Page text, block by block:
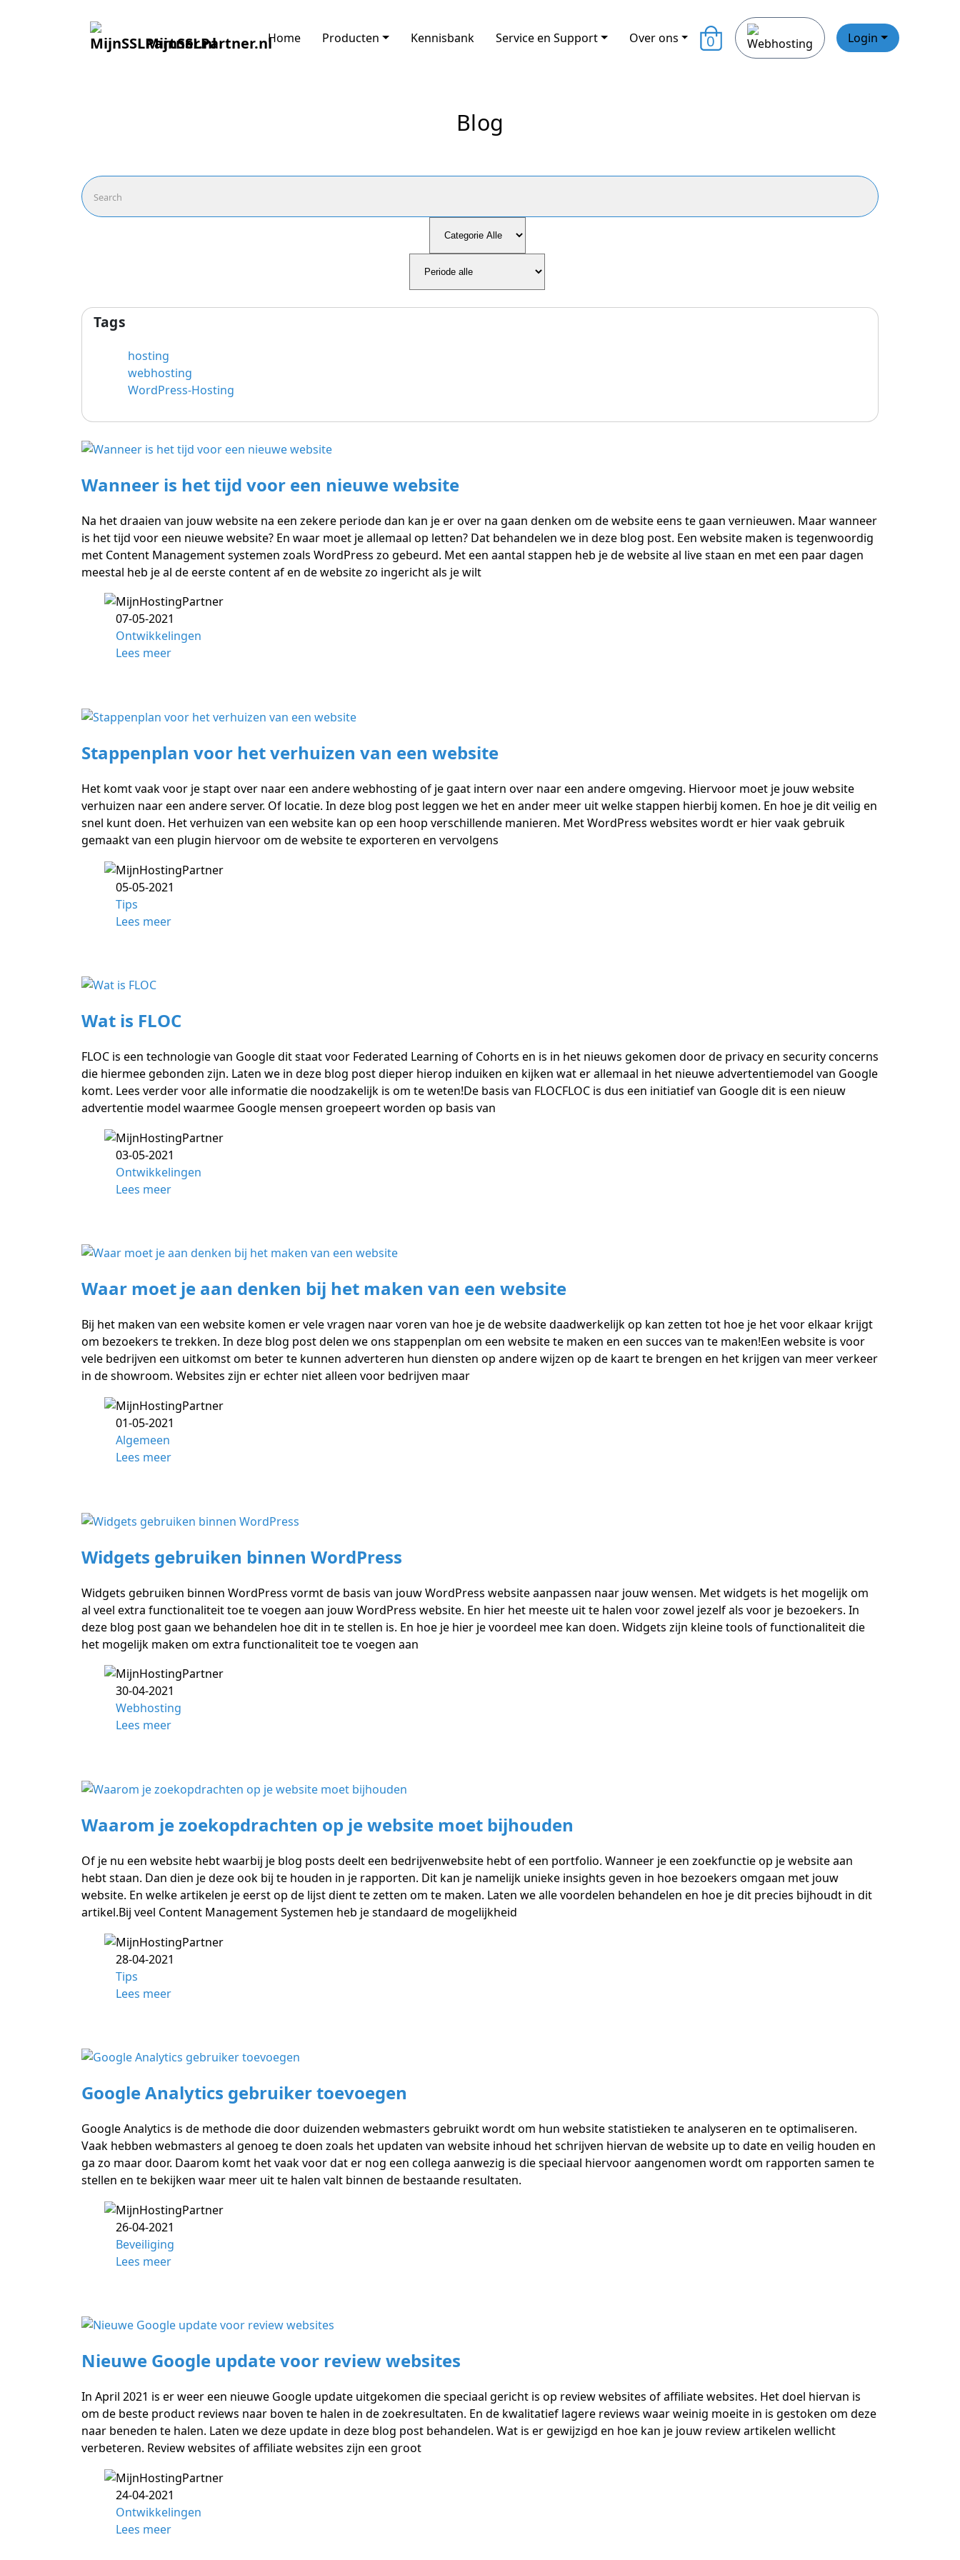
MijnSSLPartner.nlHome Producten Kennisbank Service en Support Over ons 0 Login
Blog
Tags
hosting
webhosting
WordPress-Hosting
Wanneer is het tijd voor een nieuwe website
Na het draaien van jouw website na een zekere periode dan kan je er over na gaan denken om de website eens te gaan vernieuwen. Maar wanneer
is het tijd voor een nieuwe website? En waar moet je allemaal op letten? Dat behandelen we in deze blog post. Een website maken is tegenwoordig
met Content Management systemen zoals WordPress zo gebeurd. Met een aantal stappen heb je de website al live staan en met een paar dagen
meestal heb je al de eerste content af en de website zo ingericht als je wilt
07-05-2021
Ontwikkelingen
Lees meer
Stappenplan voor het verhuizen van een website
Het komt vaak voor je stapt over naar een andere webhosting of je gaat intern over naar een andere omgeving. Hiervoor moet je jouw website
verhuizen naar een andere server. Of locatie. In deze blog post leggen we het en ander meer uit welke stappen hierbij komen. En hoe je dit veilig en
snel kunt doen. Het verhuizen van een website kan op een hoop verschillende manieren. Met WordPress websites wordt er hier vaak gebruik
gemaakt van een plugin hiervoor om de website te exporteren en vervolgens
05-05-2021
Tips
Lees meer
Wat is FLOC
FLOC is een technologie van Google dit staat voor Federated Learning of Cohorts en is in het nieuws gekomen door de privacy en security concerns
die hiermee gebonden zijn. Laten we in deze blog post dieper hierop induiken en kijken wat er allemaal in het nieuwe advertentiemodel van Google
komt. Lees verder voor alle informatie die noodzakelijk is om te weten!De basis van FLOCFLOC is dus een initiatief van Google dit is een nieuw
advertentie model waarmee Google mensen groepeert worden op basis van
03-05-2021
Ontwikkelingen
Lees meer
Waar moet je aan denken bij het maken van een website
Bij het maken van een website komen er vele vragen naar voren van hoe je de website daadwerkelijk op kan zetten tot hoe je het voor elkaar krijgt
om bezoekers te trekken. In deze blog post delen we ons stappenplan om een website te maken en een succes van te maken!Een website is voor
vele bedrijven een uitkomst om beter te kunnen adverteren hun diensten op andere wijzen op de kaart te brengen en het krijgen van meer verkeer
in de showroom. Websites zijn er echter niet alleen voor bedrijven maar
01-05-2021
Algemeen
Lees meer
Widgets gebruiken binnen WordPress
Widgets gebruiken binnen WordPress vormt de basis van jouw WordPress website aanpassen naar jouw wensen. Met widgets is het mogelijk om
al veel extra functionaliteit toe te voegen aan jouw WordPress website. En hier het meeste uit te halen voor zowel jezelf als voor je bezoekers. In
deze blog post gaan we behandelen hoe dit in te stellen is. En hoe je hier je voordeel mee kan doen. Widgets zijn kleine tools of functionaliteit die
het mogelijk maken om extra functionaliteit toe te voegen aan
30-04-2021
Webhosting
Lees meer
Waarom je zoekopdrachten op je website moet bijhouden
Of je nu een website hebt waarbij je blog posts deelt een bedrijvenwebsite hebt of een portfolio. Wanneer je een zoekfunctie op je website aan
hebt staan. Dan dien je deze ook bij te houden in je rapporten. Dit kan je namelijk unieke insights geven in hoe bezoekers omgaan met jouw
website. En welke artikelen je eerst op de lijst dient te zetten om te maken. Laten we alle voordelen behandelen en hoe je dit precies bijhoudt in dit
artikel.Bij veel Content Management Systemen heb je standaard de mogelijkheid
28-04-2021
Tips
Lees meer
Google Analytics gebruiker toevoegen
Google Analytics is de methode die door duizenden webmasters gebruikt wordt om hun website statistieken te analyseren en te optimaliseren.
Vaak hebben webmasters al genoeg te doen zoals het updaten van website inhoud het schrijven hiervan de website up to date en veilig houden en
ga zo maar door. Daarom komt het vaak voor dat er nog een collega aanwezig is die speciaal hiervoor aangenomen wordt om rapporten samen te
stellen en te bekijken waar meer uit te halen valt binnen de bestaande resultaten.
26-04-2021
Beveiliging
Lees meer
Nieuwe Google update voor review websites
In April 2021 is er weer een nieuwe Google update uitgekomen die speciaal gericht is op review websites of affiliate websites. Het doel hiervan is
om de beste product reviews naar boven te halen in de zoekresultaten. En de kwalitatief lagere reviews waar weinig moeite in is gestoken om deze
naar beneden te halen. Laten we deze update in deze blog post behandelen. Wat is er gewijzigd en hoe kan je jouw review artikelen wellicht
verbeteren. Review websites of affiliate websites zijn een groot
24-04-2021
Ontwikkelingen
Lees meer